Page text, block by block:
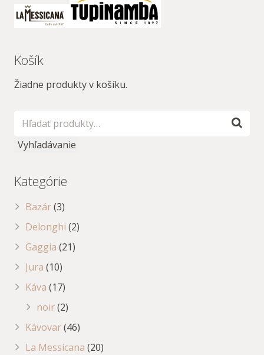
Košík
Žiadne produkty v košíku.
Vyhľadávanie
Kategórie
Bazár(3)
Delonghi (2)
Gaggia (21)
Jura (10)
Káva (17)
noir(2)
Kávovar(46)
La Messicana (20)